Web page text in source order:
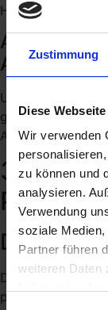
Zustimmung
Diese
Wir verwenden
zu können und
analysieren.
Verwendung
soziale
Partner führen
weiteren Daten
Hauptstrasse 68,
Abschluss
Um die
gewährleisten,
3.
Die Betreiber
persönlichen